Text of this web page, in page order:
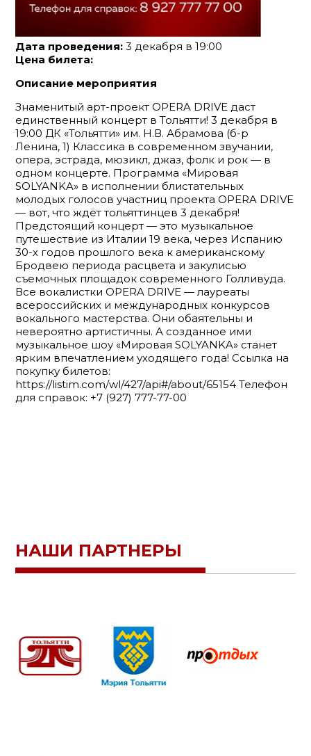
Дата проведения: 3 декабря в 19:00
Цена билета:
Описание мероприятия
Знаменитый арт-проект OPERA DRIVE даст
единственный концерт в Тольятти! 3 декабря в
19:00 ДК «Тольятти» им. Н.В. Абрамова (б-р
Ленина, 1) Классика в современном звучании,
опера, эстрада, мюзикл, джаз, фолк и рок — в
одном концерте. Программа «Мировая
SOLYANKA» в исполнении блистательных
молодых голосов участниц проекта OPERA DRIVE
— вот, что ждёт тольяттинцев 3 декабря!
Предстоящий концерт — это музыкальное
путешествие из Италии 19 века, через Испанию
30-х годов прошлого века к американскому
Бродвею периода расцвета и закулисью
съемочных площадок современного Голливуда.
Все вокалистки OPERA DRIVE — лауреаты
всероссийских и международных конкурсов
вокального мастерства. Они обаятельны и
невероятно артистичны. А созданное ими
музыкальное шоу «Мировая SOLYANKA» станет
ярким впечатлением уходящего года! Ссылка на
покупку билетов:
https://listim.com/wl/427/api#/about/65154 Телефон
для справок: +7 (927) 777-77-00
НАШИ ПАРТНЕРЫ